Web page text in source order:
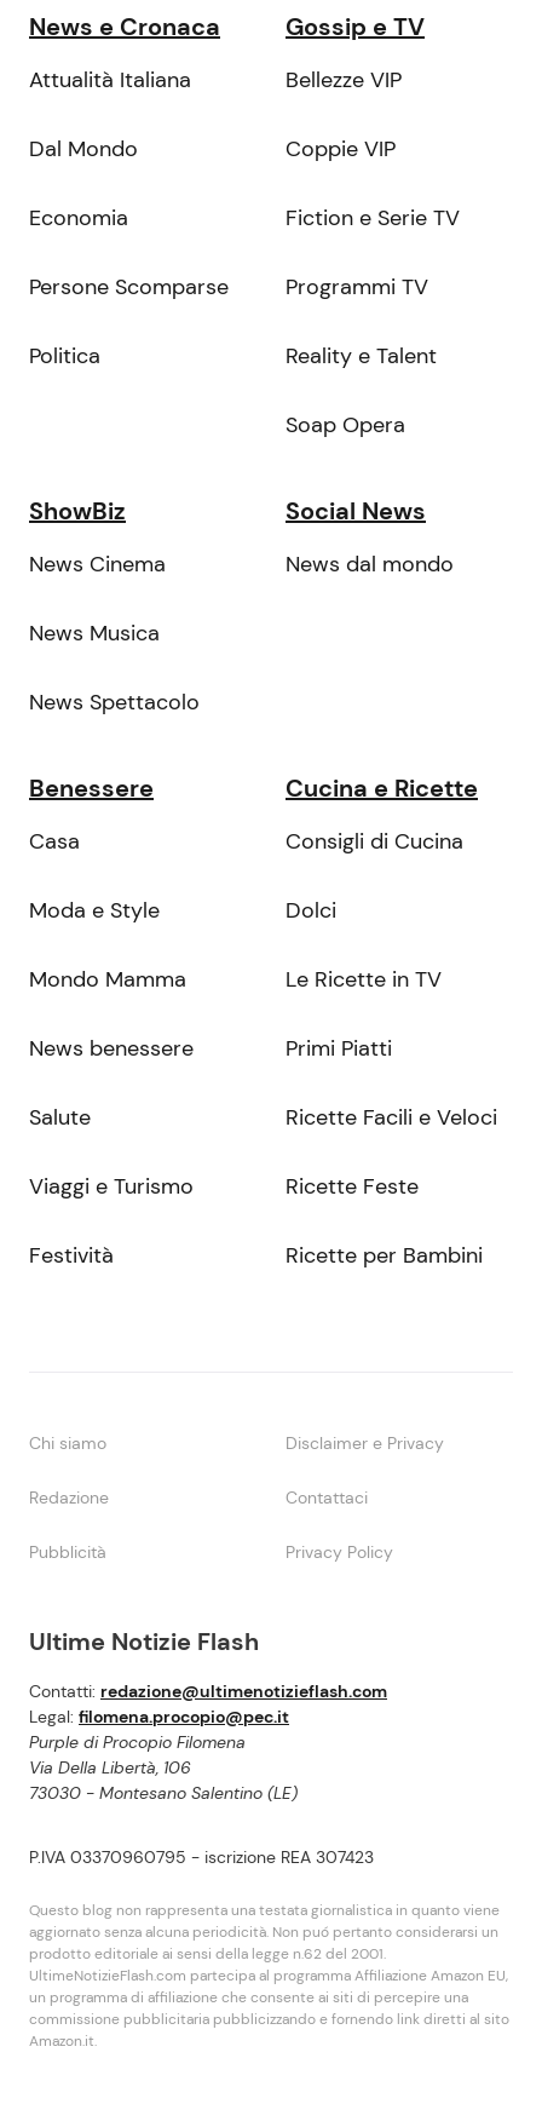
Ultime Notizie Flash
Contatti: redazione@ultimenotizieflash.com
Legal: filomena.procopio@pec.it
Purple di Procopio Filomena
Via Della Libertà, 106
73030 - Montesano Salentino (LE)
P.IVA 03370960795 - iscrizione REA 307423
Questo blog non rappresenta una testata giornalistica in quanto viene
aggiornato senza alcuna periodicità. Non puó pertanto considerarsi un
prodotto editoriale ai sensi della legge n.62 del 2001.
UltimeNotizieFlash.com partecipa al programma Affiliazione Amazon EU,
un programma di affiliazione che consente ai siti di percepire una
commissione pubblicitaria pubblicizzando e fornendo link diretti al sito
Amazon.it.
News e Cronaca
Attualità Italiana
Dal Mondo
Economia
Persone Scomparse
Politica
Gossip e TV
Bellezze VIP
Coppie VIP
Fiction e Serie TV
Programmi TV
Reality e Talent
Soap Opera
ShowBiz
News Cinema
News Musica
News Spettacolo
Social News
News dal mondo
Benessere
Casa
Moda e Style
Mondo Mamma
News benessere
Salute
Viaggi e Turismo
Festività
Cucina e Ricette
Consigli di Cucina
Dolci
Le Ricette in TV
Primi Piatti
Ricette Facili e Veloci
Ricette Feste
Ricette per Bambini
Chi siamo Disclaimer e Privacy
Redazione Contattaci
Pubblicità Privacy Policy